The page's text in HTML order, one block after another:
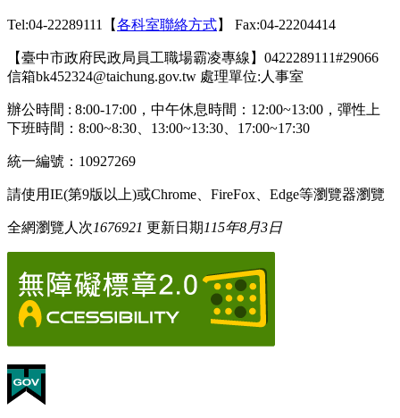
Tel:04-22289111【各科室聯絡方式】 Fax:04-22204414
【臺中市政府民政局員工職場霸凌專線】0422289111#29066
信箱bk452324@taichung.gov.tw 處理單位:人事室
辦公時間 : 8:00-17:00，中午休息時間：12:00~13:00，彈性上
下班時間：8:00~8:30、13:00~13:30、17:00~17:30
統一編號：10927269
請使用IE(第9版以上)或Chrome FireFox Edge等瀏覽器瀏覽
全網瀏覽人次1676921 更新日期 115年8月3日